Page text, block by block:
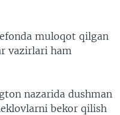
muloqot qilgan
vazirlari ham
nazarida dushman
bekor qilish